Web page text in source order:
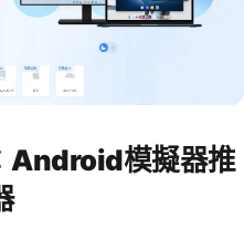
Android模擬器推